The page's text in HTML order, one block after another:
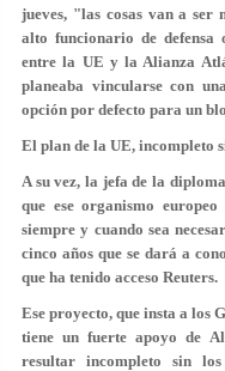
jueves, "las cosas van a
alto funcionario de defensa
entre la UE y la Alianza
planeaba vincularse con
opción por defecto para un
El plan de la UE, incompleto
A su vez, la jefa de la
que ese organismo
siempre y cuando sea
cinco años que se dará a
que ha tenido acceso Reuters.
Ese proyecto, que insta a los
tiene un fuerte apoyo de
resultar incompleto sin